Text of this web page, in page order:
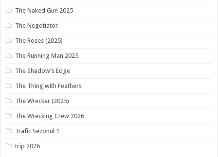
The Naked Gun 2025
The Negotiator
The Roses (2025)
The Running Man 2025
The Shadow’s Edge
The Thing with Feathers
The Wrecker (2025)
The Wrecking Crew 2026
Trafic Sezonul 1
trip 2026